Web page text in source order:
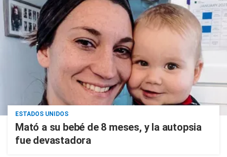
ESTADOS UNIDOS
Mató a su bebé de 8 meses, y la autopsia
fue devastadora